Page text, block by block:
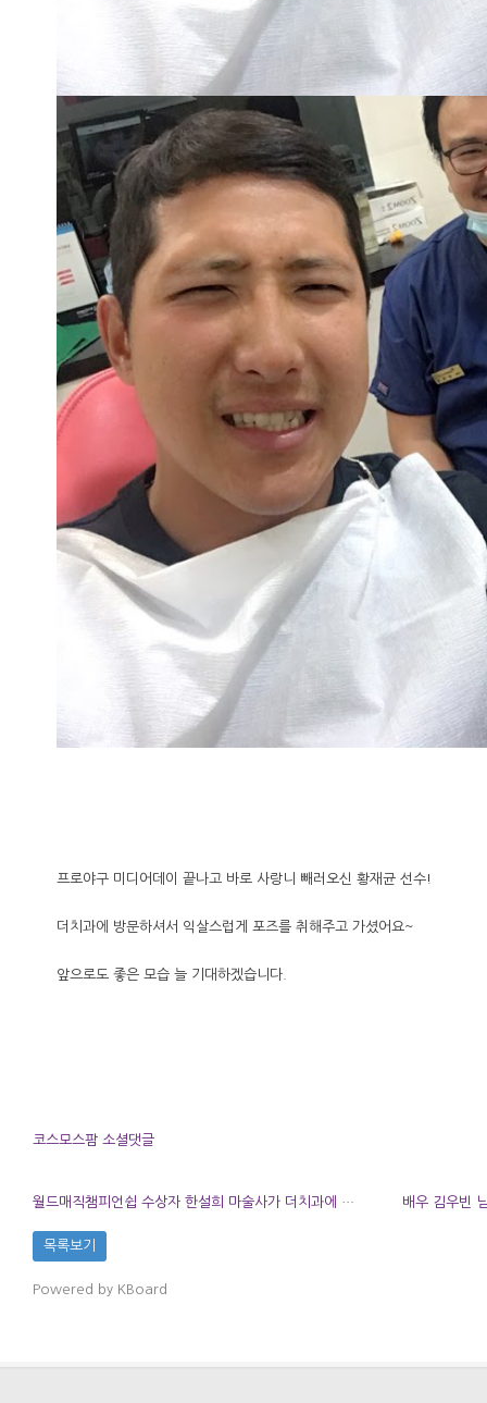
프로야구 미디어데이 끝나고 바로 사랑니 빼러오신 황재균 선수!
더치과에 방문하셔서 익살스럽게 포즈를 취해주고 가셨어요~
앞으로도 좋은 모습 늘 기대하겠습니다.
코스모스팜 소셜댓글
월드매직챔피언쉽 수상자 한설희 마술사가 더치과에 다녀가셨습니다. 배우 김우빈
목록보기
Powered by KBoard